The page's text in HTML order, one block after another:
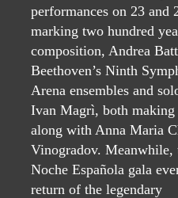
performances on 23 and
marking two hundred
composition, Andrea
Beethoven’s Ninth
Arena ensembles and
Ivan Magrì, both making
along with Anna Maria
Vinogradov.
Noche Española gala
return of the legendary